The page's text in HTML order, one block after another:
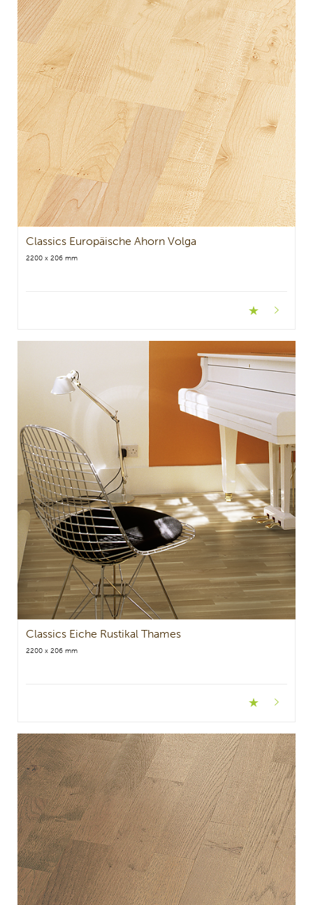
Classics Europäische Ahorn Volga
2200 x 206 mm
Classics Eiche Rustikal Thames
2200 x 206 mm